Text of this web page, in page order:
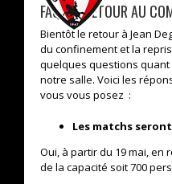
FAQ : LE RETOUR AU
Bientôt le retour à Jean
du confinement et la
quelques questions
notre salle. Voici les
vous vous posez :
Les matchs
Oui, à partir du 19 mai, en
de la capacité soit 700